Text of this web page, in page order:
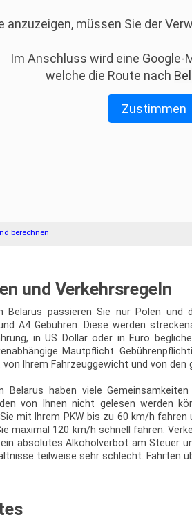
anzuzeigen, müssen Sie der
Im Anschluss wird eine Google-
welche die Route nach
Zustimmen
berechnen
und Verkehrsregeln
Belarus passieren Sie nur Polen und
A4 Gebühren. Diese werden
in US Dollar oder in Euro
Mautpflicht.
Ihrem Fahrzeuggewicht und von den
Belarus haben viele
von Ihnen nicht gelesen werden
mit Ihrem PKW bis zu 60 km/h
maximal 120 km/h schnell fahren.
absolutes Alkoholverbot am Steuer
teilweise sehr schlecht. Fahrten